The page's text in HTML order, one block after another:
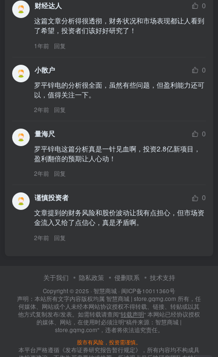
财经达人
0
这篇文章分析得很透彻，财务状况和市场表现都让人看到
了希望，投资者们该好好研究了！
1年前 回复
小散户
0
罗平锌电的分析很全面，虽然有些问题，但盈利能力还可
以，值得关注一下。
2年前 回复
量海尺
0
罗平锌电这篇分析真是一针见血啊，投资2.8亿新项目，
盈利翻倍的预期让人心动！
2年前 回复
谨慎投资者
0
文章提到的财务风险和股价波动让我有点担心，但市场资
金流入又给了点信心，真是矛盾啊。
2年前 回复
关于我们 隐私政策 侵删联系 技术支持
Copyright © 2025 · 智慧商城 · 闽ICP备10011360号
声明：本站所有文字内容版权均属 智慧商城 | store.gqmg.com 所有，任
何媒体、网站或个人未经本网站协议授权不得转载、链接、转贴或以其
他方式复制发布/发表。如需转载请查阅”转载声明“ 本网站已经协议授权
的媒体、网站，在使用时必须注明"稿件来源：智慧商城 |
store.gqmg.com"，违者将依法追究责任。
股市有风险，投资需谨慎。
本平台严格遵循《发布证券研究报告暂行规定》，所有内容均不构成具